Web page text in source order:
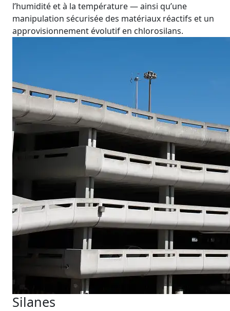
l’humidité et à la température — ainsi qu’une
manipulation sécurisée des matériaux réactifs et un
approvisionnement évolutif en chlorosilans.
Silanes